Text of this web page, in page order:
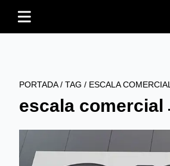
PORTADA/ TAG / ESCALA COMERCIAL
escala comercial